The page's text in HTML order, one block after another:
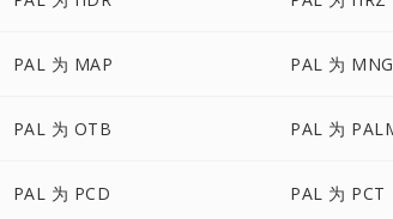
PAL 为 MAP PAL 为 MNG
PAL 为 OTB PAL 为
PAL 为 PCD PAL 为 PCT